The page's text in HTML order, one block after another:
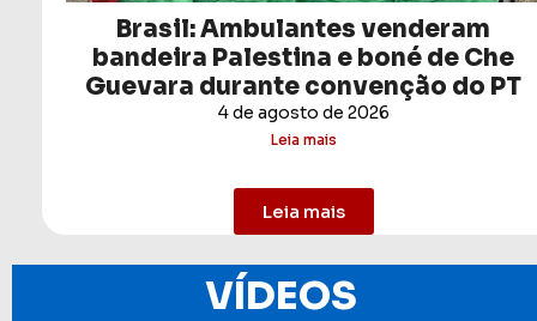
Brasil: Ambulantes venderam
bandeira Palestina e boné de Che
Guevara durante convenção do PT
4 de agosto de 2026
Leia mais
Leia mais
VÍDEOS